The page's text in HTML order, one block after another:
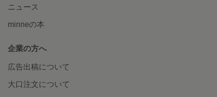
ニュース
minneの本
企業の方へ
広告出稿について
大口注文について